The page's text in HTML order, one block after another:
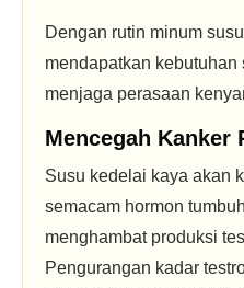
Dengan rutin minum
mendapatkan kebutuhan
menjaga perasaan
Mencegah Kanker
Susu kedelai kaya akan
semacam hormon
menghambat produksi
Pengurangan kadar